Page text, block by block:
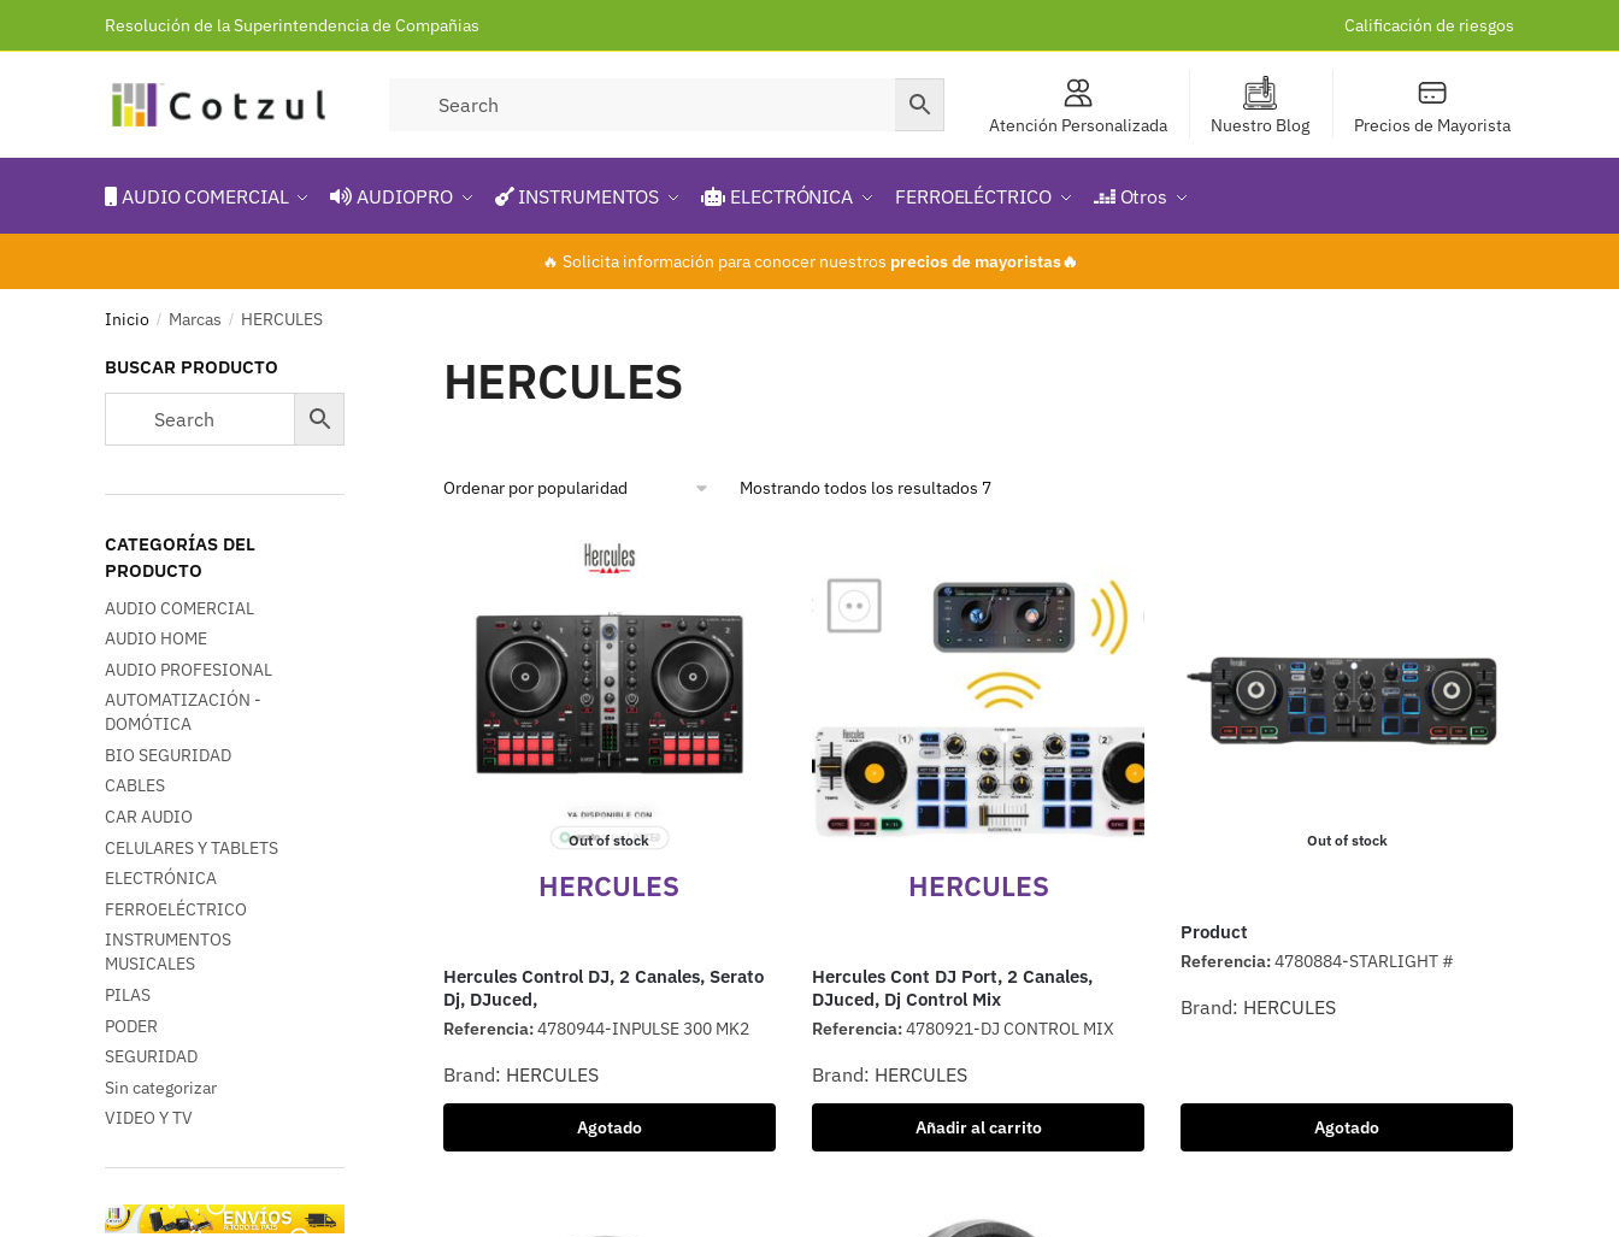
Resolución de la Superintendencia de Compañias Calificación de riesgos
Atención Personalizada Nuestro Blog Precios de Mayorista
AUDIO COMERCIAL AUDIOPRO INSTRUMENTOS ELECTRÓNICA FERROELÉCTRICO Otros
🔥 Solicita información para conocer nuestros precios de mayoristas🔥
Inicio / Marcas / HERCULES
HERCULES
Mostrando todos los resultados 7
Out of stock
HERCULES
Hercules Control DJ, 2 Canales, Serato
Dj, DJuced,
Referencia:4780944-INPULSE 300 MK2
Brand: HERCULES
Agotado
HERCULES
Hercules Cont DJ Port, 2 Canales,
DJuced, Dj Control Mix
Referencia:4780921-DJ CONTROL MIX
Brand: HERCULES
Añadir al carrito
Out of stock
Product
Referencia:4780884-STARLIGHT #
Brand: HERCULES
Agotado
BUSCAR PRODUCTO
CATEGORÍAS DEL
PRODUCTO
AUDIO COMERCIAL
AUDIO HOME
AUDIO PROFESIONAL
AUTOMATIZACIÓN -
DOMÓTICA
BIO SEGURIDAD
CABLES
CAR AUDIO
CELULARES Y TABLETS
ELECTRÓNICA
FERROELÉCTRICO
INSTRUMENTOS
MUSICALES
PILAS
PODER
SEGURIDAD
Sin categorizar
VIDEO Y TV